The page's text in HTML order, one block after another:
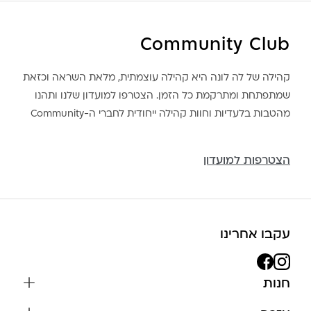
Community Club
קהילה של לה לונה היא קהילה עוצמתית, מלאת השראה וכזאת
שמתפתחת ומתרקמת כל הזמן. הצטרפו למועדון שלנו ותהנו
מהטבות בלעדיות וחוות קהילה ייחודית לחברי ה-Community
הצטרפות למועדון
עקבו אחרינו
חנות